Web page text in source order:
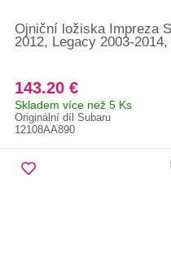
Ojniční ložiska Impreza
2012, Legacy 2003-
143.20 €
Skladem více než 5 Ks
Originální díl Subaru
12108AA890